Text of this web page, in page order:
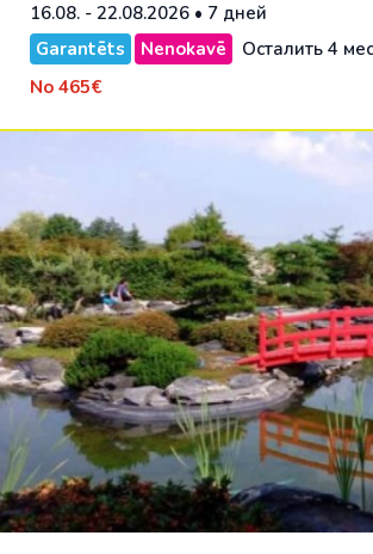
16.08. - 22.08.2026 • 7 дней
Garantēts
Nenokavē
Осталить 4
No 465€